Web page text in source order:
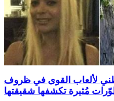
لألعاب القوى في ظروف